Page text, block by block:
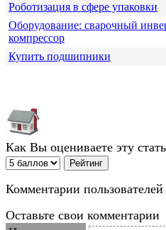
Роботизация в сфере упаковки
Оборудование: сварочный
компрессор
Купить подшипники
Как Вы оцениваете эту
Комментарии пользователей
Оставьте свои комментарии